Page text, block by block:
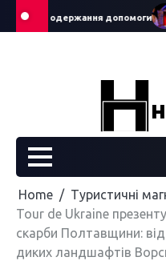
Skip
на одержання допомоги
Home
Туристичні
Tour de Ukraine
скарби Полтавщини: від
диких ландшафтів